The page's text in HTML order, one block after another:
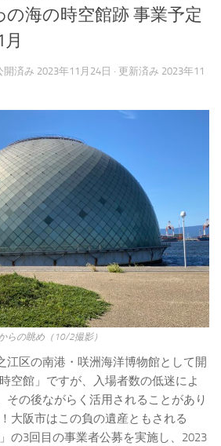
海の時空館跡 事業予定
開済み 2023年11月24日 · 更新済み 2023年11
らの眺め（10/2撮影）
江区の南港・咲洲海洋博物館として開
空館」ですが、入場者数の低迷によ
その後ながらく活用されることがあり
大阪市はこの負の遺産ともされる
の3回目の事業者公募を実施し、2023